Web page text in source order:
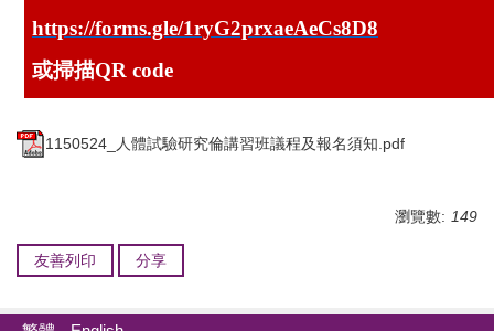
https://forms.gle/1ryG2prxaeAeCs8D8
或掃描QR code
1150524_人體試驗研究倫講習班議程及報名須知.pdf
瀏覽數: 149
友善列印 分享